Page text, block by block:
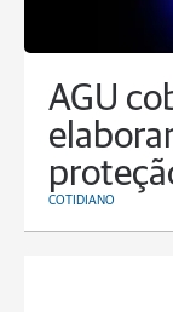
AGU
COTIDIANO